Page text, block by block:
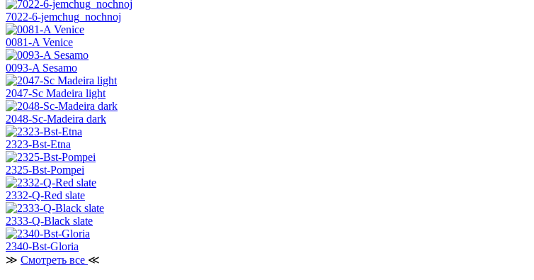
7022-6-jemchug_nochnoj
0081-A Venice
0093-A Sesamo
2047-Sc Madeira light
2048-Sc-Madeira dark
2323-Bst-Etna
2325-Bst-Pompei
2332-Q-Red slate
2333-Q-Black slate
2340-Bst-Gloria
≫ Смотреть все ≪